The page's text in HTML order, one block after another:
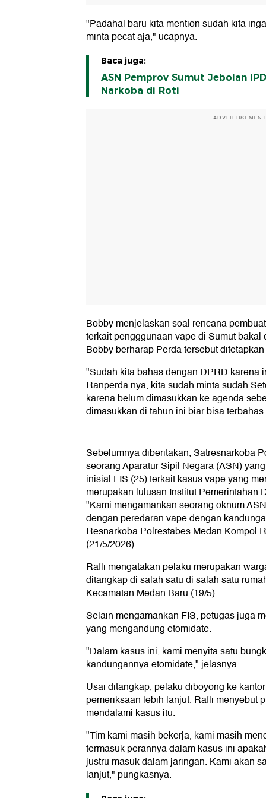
"Padahal baru kita mention sudah kita
minta pecat aja," ucapnya.
Baca juga:
ASN Pemprov Sumut Jebolan
Narkoba di Roti
ADVERTISEMENT
Bobby menjelaskan soal rencana
terkait pengggunaan vape di Sumut
Bobby berharap Perda tersebut
"Sudah kita bahas dengan DPRD karena
Ranperda nya, kita sudah minta sudah
karena belum dimasukkan ke agenda
dimasukkan di tahun ini biar bisa
Sebelumnya diberitakan, Satresnarkoba
seorang Aparatur Sipil Negara (ASN)
inisial FIS (25) terkait kasus vape yang
merupakan lulusan Institut Pemerintahan
"Kami mengamankan seorang oknum
dengan peredaran vape dengan
Resnarkoba Polrestabes Medan Kompol
(21/5/2026).
Rafli mengatakan pelaku merupakan
ditangkap di salah satu di salah satu
Kecamatan Medan Baru (19/5).
Selain mengamankan FIS, petugas juga
yang mengandung etomidate.
"Dalam kasus ini, kami menyita satu
kandungannya etomidate," jelasnya.
Usai ditangkap, pelaku diboyong ke
pemeriksaan lebih lanjut. Rafli menyebut
mendalami kasus itu.
"Tim kami masih bekerja, kami masih
termasuk perannya dalam kasus ini
justru masuk dalam jaringan. Kami akan
lanjut," pungkasnya.